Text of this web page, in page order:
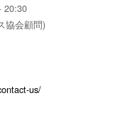
20:30
協会顧問)
us/